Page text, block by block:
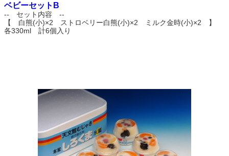
ベビーセットB
-- セット内容 --
【 白熊(小)×2 ストロベリー白熊(小)×2 ミルク金時(小)×2 】
各330ml 計6個入り